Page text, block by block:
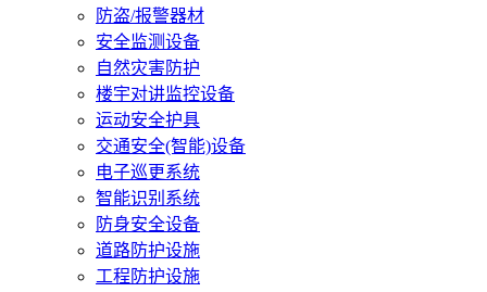
防盗/报警器材
安全监测设备
自然灾害防护
楼宇对讲监控设备
运动安全护具
交通安全(智能)设备
电子巡更系统
智能识别系统
防身安全设备
道路防护设施
工程防护设施